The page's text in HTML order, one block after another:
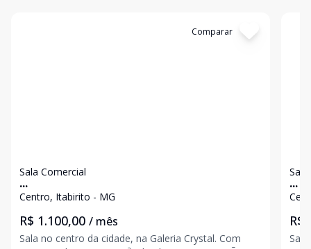
Comparar
Sala Comercial
...
Centro, Itabirito - MG
R$ 1.100,00 / mês
Sala no centro da cidade, na Galeria Crystal. Com
...
R$
Sala